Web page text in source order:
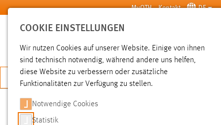
Zum Hauptinhalt springen MyOTH Kontakt DE
SUCHE
JETZT BEWERBEN
SUCHE
COOKIE EINSTELLUNGEN
Wir nutzen Cookies auf unserer Website. Einige von ihnen
sind technisch notwendig, während andere uns helfen,
diese Website zu verbessern oder zusätzliche
Funktionalitäten zur Verfügung zu stellen.
Notwendige Cookies
Statistik